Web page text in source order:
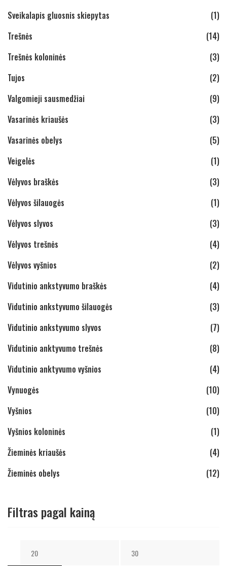
Sveikalapis gluosnis skiepytas
(1)
Trešnės
(14)
Trešnės koloninės
(3)
Tujos
(2)
Valgomieji sausmedžiai
(9)
Vasarinės kriaušės
(3)
Vasarinės obelys
(5)
Veigelės
(1)
Vėlyvos braškės
(3)
Vėlyvos šilauogės
(1)
Vėlyvos slyvos
(3)
Vėlyvos trešnės
(4)
Vėlyvos vyšnios
(2)
Vidutinio ankstyvumo braškės
(4)
Vidutinio ankstyvumo šilauogės
(3)
Vidutinio ankstyvumo slyvos
(7)
Vidutinio anktyvumo trešnės
(8)
Vidutinio anktyvumo vyšnios
(4)
Vynuogės
(10)
Vyšnios
(10)
Vyšnios koloninės
(1)
Žieminės kriaušės
(4)
Žieminės obelys
(12)
Filtras pagal kainą